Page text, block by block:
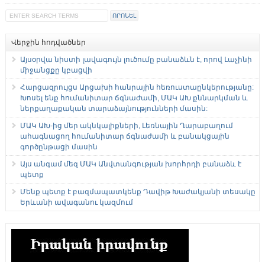
Վերջին հոդվածներ
Այսօրվա նիստի լավագույն լուծումը բանաձևն է, որով Լաչինի
միջանցքը կբացվի
Հարցազրույցս Արցախի հանրային հեռուստաընկերությանը:
Խոսել ենք հումանիտար ճգնաժամի, ՄԱԿ ԱԽ քննարկման և
ներքաղաքական տարաձայնությունների մասին:
ՄԱԿ ԱԽ-ից մեր ակնկալիքների, Լեռնային Ղարաբաղում
ահագնացող հումանիտար ճգնաժամի և բանակցային
գործընթացի մասին
Այս անգամ մեզ ՄԱԿ Անվտանգության խորհրդի բանաձև է
պետք
Մենք պետք է բազմապատկենք Դավիթ Խաժակյանի տեսակը
Երևանի ավագանու կազմում